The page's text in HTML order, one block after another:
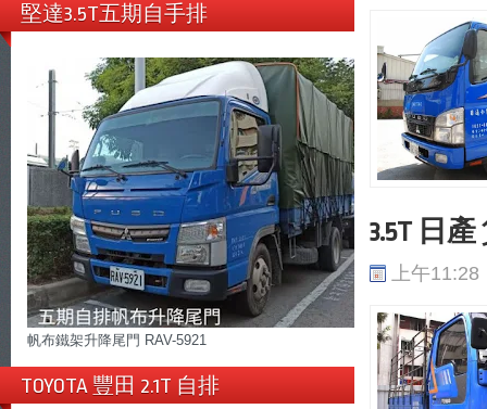
堅達3.5T五期自手排
帆布鐵架升降尾門 RAV-5921
TOYOTA 豐田 2.1T 自排
3.5T 日
上午11:28